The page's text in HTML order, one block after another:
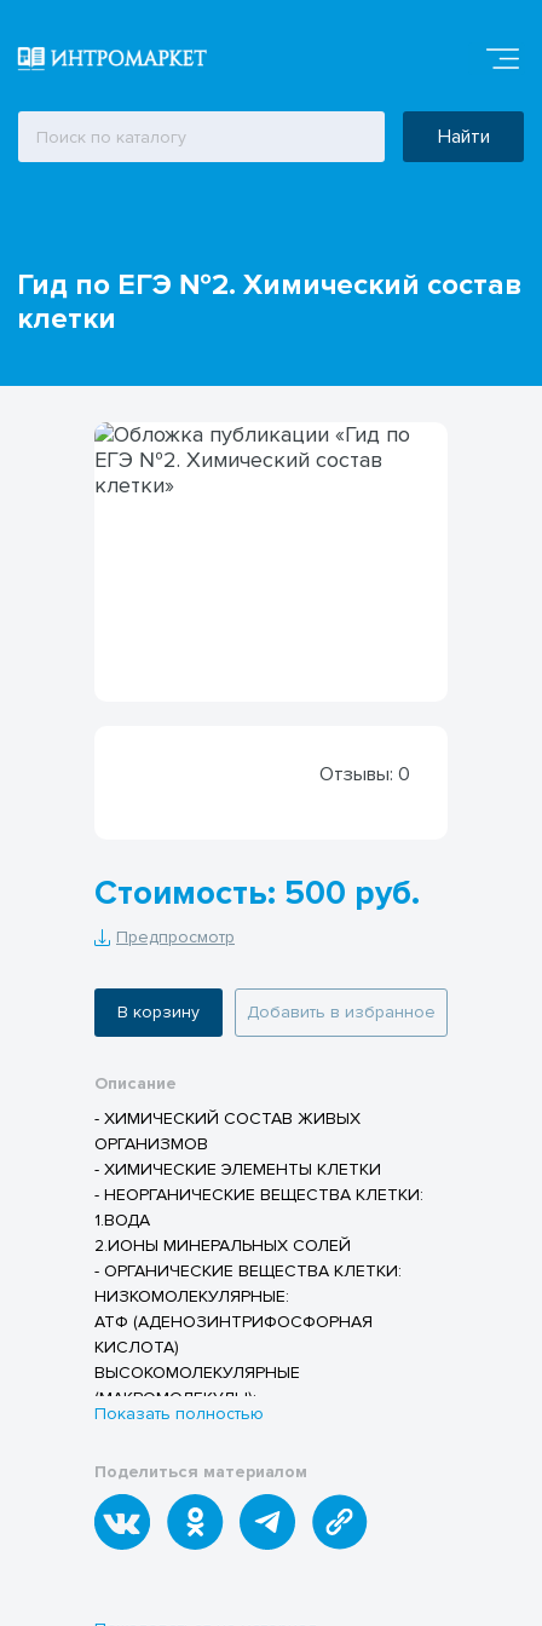
Найти
Гид по ЕГЭ №2. Химический cостав
клетки
Отзывы: 0
Стоимость: 500 руб.
Предпросмотр
В корзину Добавить в избранное
Описание
- ХИМИЧЕСКИЙ СОСТАВ ЖИВЫХ
ОРГАНИЗМОВ
- ХИМИЧЕСКИЕ ЭЛЕМЕНТЫ КЛЕТКИ
- НЕОРГАНИЧЕСКИЕ ВЕЩЕСТВА КЛЕТКИ:
1.ВОДА
2.ИОНЫ МИНЕРАЛЬНЫХ СОЛЕЙ
- ОРГАНИЧЕСКИЕ ВЕЩЕСТВА КЛЕТКИ:
НИЗКОМОЛЕКУЛЯРНЫЕ:
АТФ (АДЕНОЗИНТРИФОСФОРНАЯ
КИСЛОТА)
ВЫСОКОМОЛЕКУЛЯРНЫЕ
(МАКРОМОЛЕКУЛЫ):
БЕЛКИ
ЛИПИДЫ
НУКЛЕИНОВЫЕ КИСЛОТЫ
- СТРУКТУРА ГЕНА
- РЕГУЛЯЦИЯ РАБОТЫ ГЕНОВ ЭУКАРИОТ
Показать полностью
Поделиться материалом